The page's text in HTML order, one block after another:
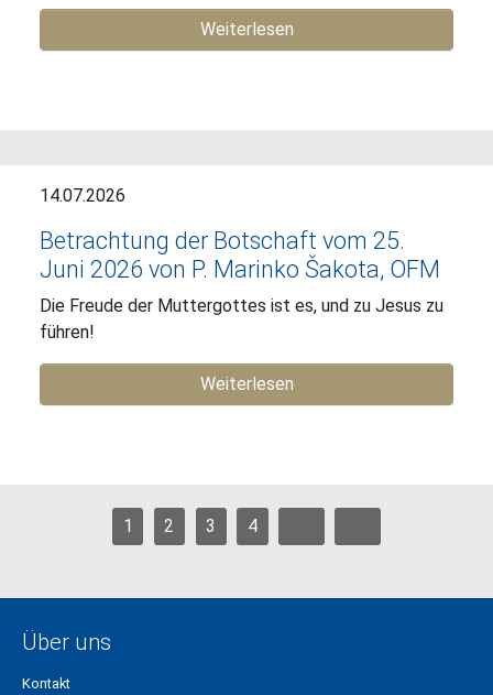
Weiterlesen
14.07.2026
Betrachtung der Botschaft vom 25.
Juni 2026 von P. Marinko Šakota, OFM
Die Freude der Muttergottes ist es, und zu Jesus zu
führen!
Weiterlesen
1 2 3 4
Über uns
Kontakt